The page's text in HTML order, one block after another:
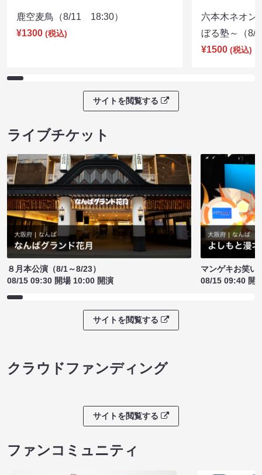
鹿空麦鳥（8/11 18:30）
¥1300 (税込)
六本木ネオン
ぼる塾～（
¥1500 (税込)
サイトを閲覧する
ライブチケット
８月本公演（8/1～8/23）
08/15 09:30 開場 10:00 開演
マンゲキお笑い
08/15 09:40 開
サイトを閲覧する
クラウドファンディング
サイトを閲覧する
ファンコミュニティ